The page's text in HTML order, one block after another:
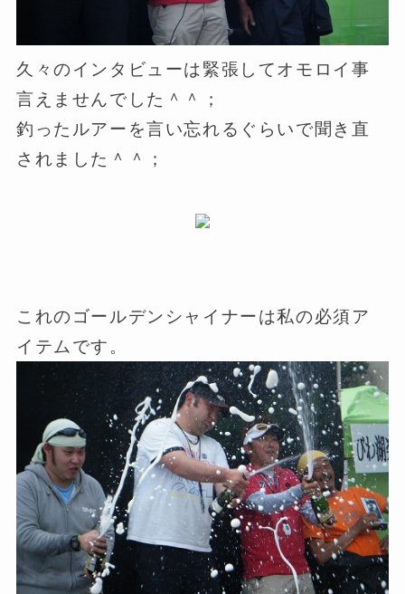
久々のインタビューは緊張してオモロイ事
言えませんでした＾＾；
釣ったルアーを言い忘れるぐらいで聞き直
されました＾＾；
これのゴールデンシャイナーは私の必須ア
イテムです。